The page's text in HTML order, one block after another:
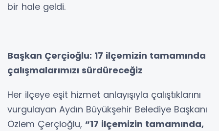
bir hale geldi.
Başkan Çerçioğlu: 17 ilçemizin tamamında
çalışmalarımızı sürdüreceğiz
Her ilçeye eşit hizmet anlayışıyla çalıştıklarını
vurgulayan Aydın Büyükşehir Belediye Başkanı
Özlem Çerçioğlu, “17 ilçemizin tamamında,